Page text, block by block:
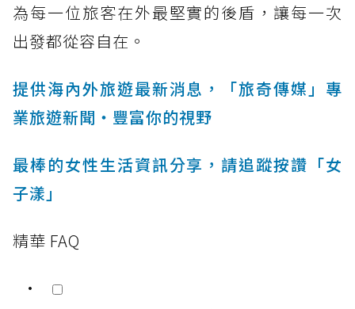
為每一位旅客在外最堅實的後盾，讓每一次
出發都從容自在。
提供海內外旅遊最新消息，「旅奇傳媒」專
業旅遊新聞‧豐富你的視野
最棒的女性生活資訊分享，請追蹤按讚「女
子漾」
精華 FAQ